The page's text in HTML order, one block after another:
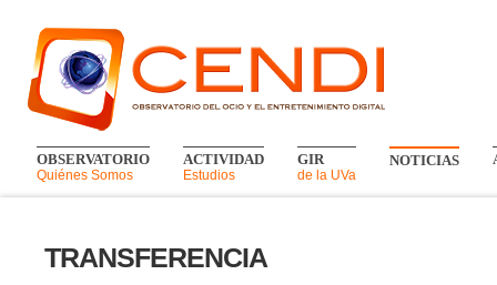
OBSERVATORIO
Quiénes Somos
ACTIVIDAD
Estudios
GIR
de la UVa
NOTICIAS
TRANSFERENCIA